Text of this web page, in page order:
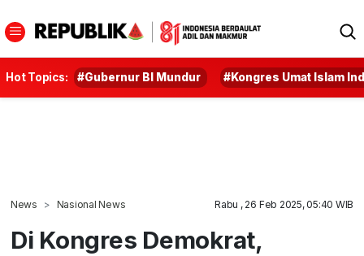
Hot Topics: #Gubernur BI Mundur #Kongres Umat Islam
News Nasional News Rabu , 26 Feb 2025, 05:40 WIB
Di Kongres Demokrat,